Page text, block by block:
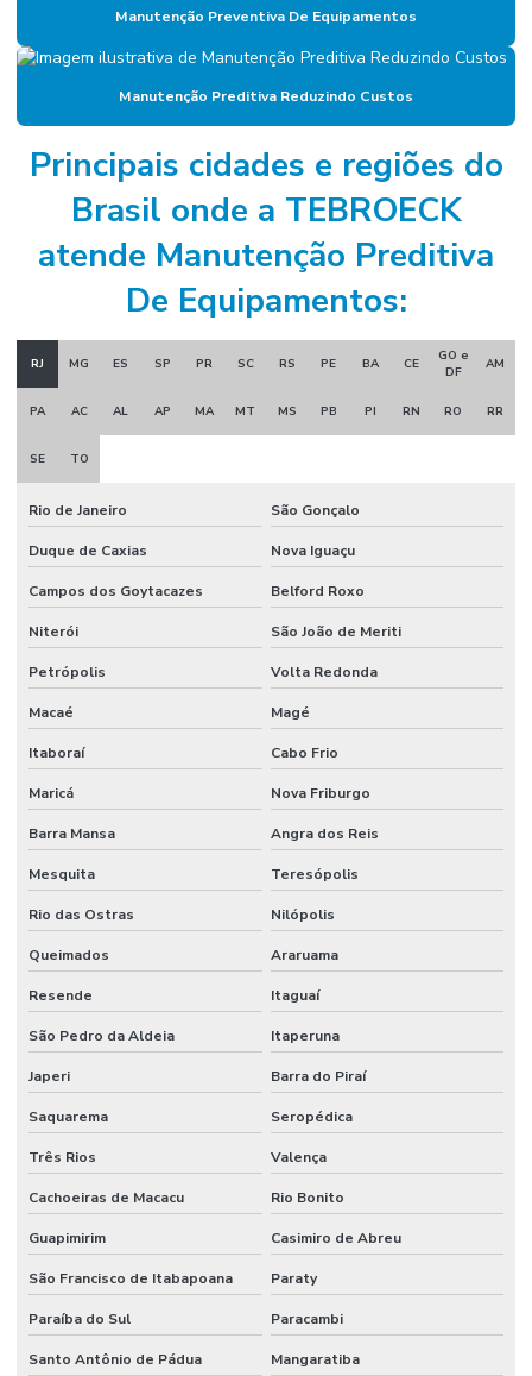
Empresa de gestão de manutenção
Empresa gestora de ativos
Empresa de manutenção
Empresa de manutenção corporativa
Empresa de manutenção industrial
Empresa de manutenção preventiva
Empresa de mão de obra terceirizada
Empresa de montagem industrial
Empresa de prestação de serviços de mão de obra
Empresa de projeto industrial
Empresa de projeto de manutenção
Empresa de projetos em engenharia
Empresa que terceiriza mao de obra
Empresa de serviço industrial
Empresa de terceirização de mão de obra
Empresas prestadoras de serviços de mão de obra terceirizada
Empresas que terceirizam serviços de produção
Engenheiros terceirizados
Gestão de ativos
Gestão de custos de manutenção para empresas
Gestão De Manutenção Preditiva
Gestão estratégica de ativos industriais
Higienização De Área Comum
Higienização De Banheiros Comerciais
Higienização De Escritórios
Higienização De Superfícies Comerciais E Industriais
Higienização Profunda De Ambientes Comerciais
Manutenção Preventiva De Equipamentos
Manutenção Preditiva Reduzindo Custos
Principais cidades e regiões do
Brasil onde a TEBROECK
atende Manutenção Preditiva
De Equipamentos:
RJ MG ES SP PR SC RS PE BA CE
GO e
DF
AM
PA AC AL AP MA MT MS PB PI RN RO RR
SE TO
Rio de Janeiro São Gonçalo
Duque de Caxias Nova Iguaçu
Campos dos Goytacazes Belford Roxo
Niterói São João de Meriti
Petrópolis Volta Redonda
Macaé Magé
Itaboraí Cabo Frio
Maricá Nova Friburgo
Barra Mansa Angra dos Reis
Mesquita Teresópolis
Rio das Ostras Nilópolis
Queimados Araruama
Resende Itaguaí
São Pedro da Aldeia Itaperuna
Japeri Barra do Piraí
Saquarema Seropédica
Três Rios Valença
Cachoeiras de Macacu Rio Bonito
Guapimirim Casimiro de Abreu
São Francisco de Itabapoana Paraty
Paraíba do Sul Paracambi
Santo Antônio de Pádua Mangaratiba